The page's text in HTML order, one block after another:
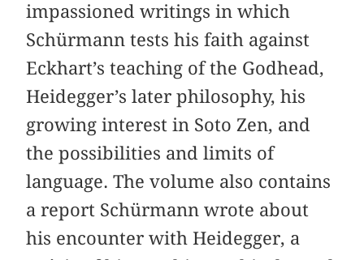
impassioned writings in which
Schürmann tests his faith against
Eckhart’s teaching of the Godhead,
Heidegger’s later philosophy, his
growing interest in Soto Zen, and
the possibilities and limits of
language. The volume also contains
a report Schürmann wrote about
his encounter with Heidegger, a